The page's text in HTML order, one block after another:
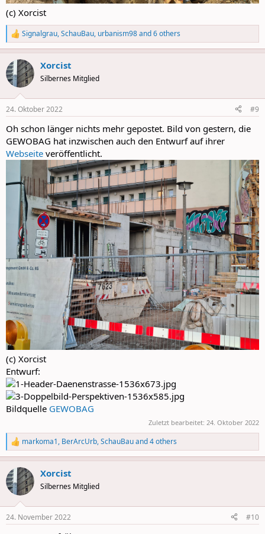
(c) Xorcist
R
e
a
c
t
i
s
Signalgrau,SchauBau, urbanism98and 6 others
Xorcist
Silbernes Mitglied
24. Oktober 2022 #9
Oh schon länger nichts mehr gepostet. Bild von gestern, die
GEWOBAG hat inzwischen auch den Entwurf auf ihrer
Webseite veröffentlicht.
(c) Xorcist
Entwurf:
Bildquelle GEWOBAG
Zuletzt bearbeitet: 24. Oktober 2022
R
e
a
c
t
i
s
markoma1, BerArcUrb,SchauBauand 4 others
Xorcist
Silbernes Mitglied
24. November 2022 #10